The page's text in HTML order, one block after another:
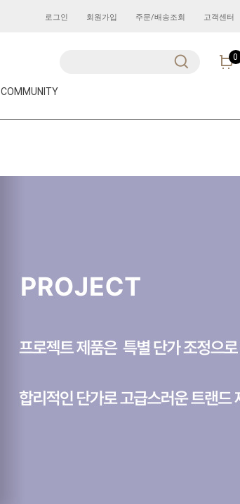
로그인 회원가입 주문/배송조회 고객센터
COMMUNITY
0